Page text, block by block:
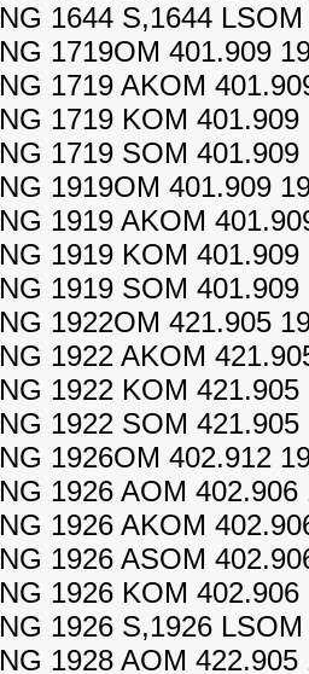
NG 1644 S,1644
NG 1719OM 401.909
NG 1719 AKOM
NG 1719 KOM
NG 1719 SOM
NG 1919OM 401.909
NG 1919 AKOM
NG 1919 KOM
NG 1919 SOM
NG 1922OM 421.905
NG 1922 AKOM
NG 1922 KOM
NG 1922 SOM
NG 1926OM 402.912
NG 1926 AOM
NG 1926 AKOM
NG 1926 ASOM
NG 1926 KOM
NG 1926 S,1926
NG 1928 AOM